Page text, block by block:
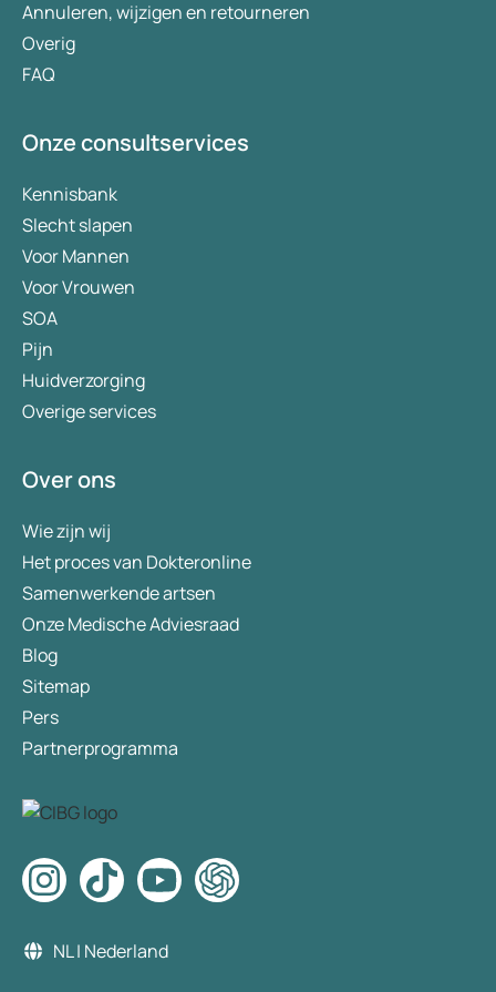
Annuleren, wijzigen en retourneren
Overig
FAQ
Onze consultservices
Kennisbank
Slecht slapen
Voor Mannen
Voor Vrouwen
SOA
Pijn
Huidverzorging
Overige services
Over ons
Wie zijn wij
Het proces van Dokteronline
Samenwerkende artsen
Onze Medische Adviesraad
Blog
Sitemap
Pers
Partnerprogramma
NL | Nederland